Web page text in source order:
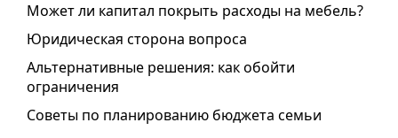
Может ли капитал покрыть расходы на мебель?
Юридическая сторона вопроса
Альтернативные решения: как обойти
ограничения
Советы по планированию бюджета семьи